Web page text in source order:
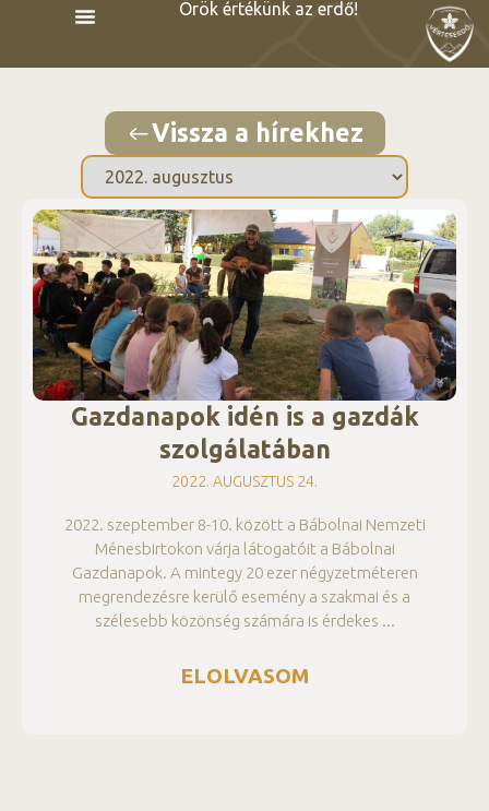
Örök értékünk az erdő!
Vissza a hírekhez
Gazdanapok idén is a gazdák
szolgálatában
2022. AUGUSZTUS 24.
2022. szeptember 8-10. között a Bábolnai Nemzeti
Ménesbirtokon várja látogatóit a Bábolnai
Gazdanapok. A mintegy 20 ezer négyzetméteren
megrendezésre kerülő esemény a szakmai és a
szélesebb közönség számára is érdekes
ELOLVASOM